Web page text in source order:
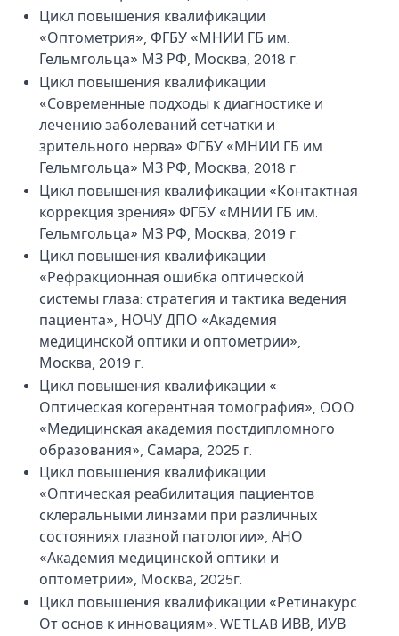
Цикл повышения квалификации
«Оптометрия», ФГБУ «МНИИ ГБ им.
Гельмгольца» МЗ РФ, Москва, 2018 г.
Цикл повышения квалификации
«Современные подходы к диагностике и
лечению заболеваний сетчатки и
зрительного нерва» ФГБУ «МНИИ ГБ им.
Гельмгольца» МЗ РФ, Москва, 2018 г.
Цикл повышения квалификации «Контактная
коррекция зрения» ФГБУ «МНИИ ГБ им.
Гельмгольца» МЗ РФ, Москва, 2019 г.
Цикл повышения квалификации
«Рефракционная ошибка оптической
системы глаза: стратегия и тактика ведения
пациента», НОЧУ ДПО «Академия
медицинской оптики и оптометрии»,
Москва, 2019 г.
Цикл повышения квалификации «
Оптическая когерентная томография», ООО
«Медицинская академия постдипломного
образования», Самара, 2025 г.
Цикл повышения квалификации
«Оптическая реабилитация пациентов
склеральными линзами при различных
состояниях глазной патологии», АНО
«Академия медицинской оптики и
оптометрии», Москва, 2025г.
Цикл повышения квалификации «Ретинакурс.
От основ к инновациям». WETLAB ИВВ, ИУВ